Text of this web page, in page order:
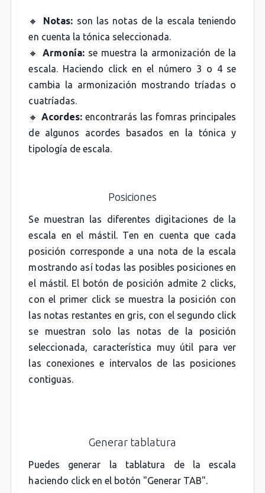
🔸 Notas: son las notas de la escala teniendo
en cuenta la tónica seleccionada.
🔸Armonía:se muestra la armonización de la
escala. Haciendo click en el número 3 o 4 se
cambia la armonización mostrando tríadas o
cuatríadas.
🔸 Acordes: encontrarás las fomras principales
de algunos acordes basados en la tónica y
tipología de escala.
Posiciones
Se muestran las diferentes digitaciones de la
escala en el mástil. Ten en cuenta que cada
posición corresponde a una nota de la escala
mostrando así todas las posibles posiciones en
el mástil. El botón de posición admite 2 clicks,
con el primer click se muestra la posición con
las notas restantes en gris, con el segundo click
se muestran solo las notas de la posición
seleccionada, característica muy útil para ver
las conexiones e intervalos de las posiciones
contiguas.
Generar tablatura
Puedes generar la tablatura de la escala
haciendo click en el botón "Generar TAB".